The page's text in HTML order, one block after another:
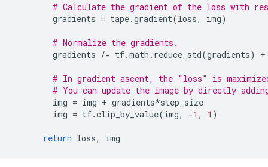
# Calculate the gradient of the loss with
gradients = tape.gradient(loss, img)
# Normalize the gradients.
gradients /= tf.math . reduce_std(gradients) +
# In gradient ascent, the "loss" is
# You can update the image by directly
img = img + gradients*step_size
img = tf.clip_by_value(img, -1 , 1 )
return loss, img